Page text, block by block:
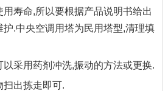
寿命,所以要根据产品说明书给出
.中央空调用塔为民用塔型,清理填
采用药剂冲洗,振动的方法或更换.
扫出拣走即可.